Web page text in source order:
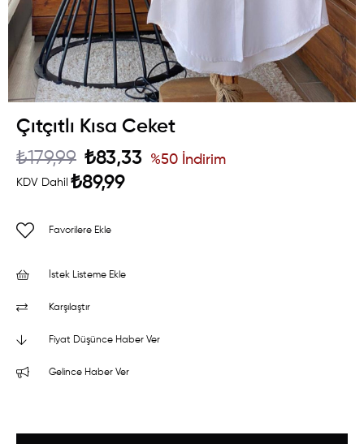
Çıtçıtlı Kısa Ceket
₺179,99 ₺83,33
KDV Dahil ₺89,99
%50 İndirim
Favorilere Ekle
İstek Listeme Ekle
Karşılaştır
Fiyat Düşünce Haber Ver
Gelince Haber Ver